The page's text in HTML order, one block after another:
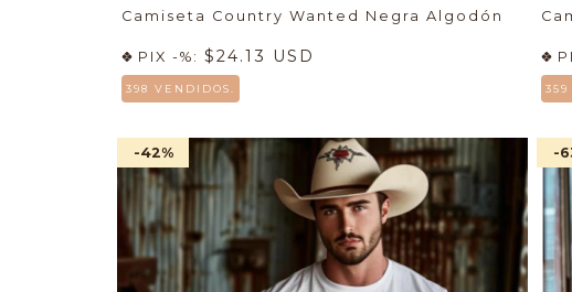
Camiseta Country Wanted Negra Algodón
PIX -%: $24.13 USD
398 VENDIDOS. 359
-42% -